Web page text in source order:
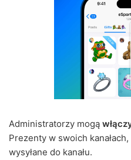
Administratorzy mogą
Prezenty w swoich
wysyłane do kanału.